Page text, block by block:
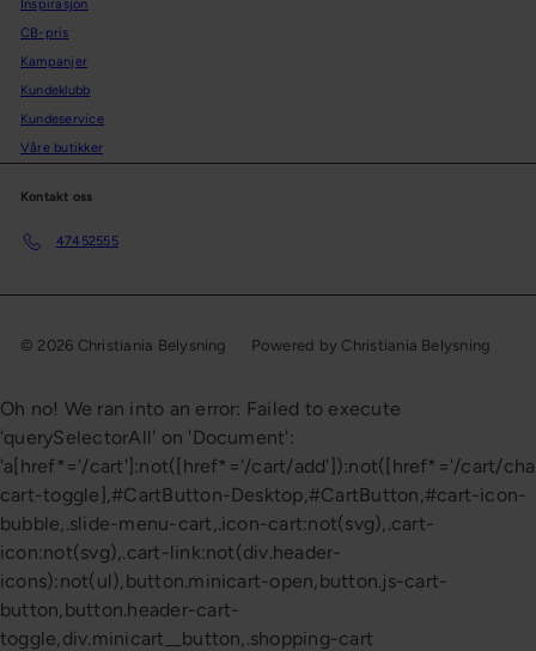
Inspirasjon
CB-pris
Kampanjer
Kundeklubb
Kundeservice
Våre butikker
Kontakt oss
47452555
© 2026 Christiania Belysning Powered by Christiania Belysning
Oh no! We ran into an error: Failed to execute
'querySelectorAll' on 'Document':
'a[href*='/cart']:not([href*='/cart/add']):not([href*='/cart/
cart-toggle],#CartButton-Desktop,#CartButton,#cart-icon-
bubble,.slide-menu-cart,.icon-cart:not(svg),.cart-
icon:not(svg),.cart-link:not(div.header-
icons):not(ul),button.minicart-open,button.js-cart-
button,button.header-cart-
toggle,div.minicart__button,.shopping-cart